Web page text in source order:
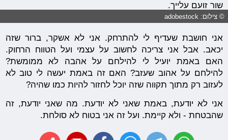
שור זועם עלייך.
© צילום: adobestock
אני חושבת שעדיף לי להתרחק. אני לא אשקר, ברור שזה
יכאב. אבל אני צריכה לחשוב על עצמי ועל הטווח הרחוק.
האם באמת יועיל לי להילחם על אהבה לא ממומשת?
להילחם על אהוב שעזב? האם זה באמת יעשה לי טוב לא
לעזוב רק מתוך תקווה שזה יוכל לחזור להיות כמו שהיה?
אני לא יודעת, באמת שאני לא יודעת. מה שאני יודעת, זה
שהבטחת - ולא קיימת. ועל זה אני בטוח לא סולחת.